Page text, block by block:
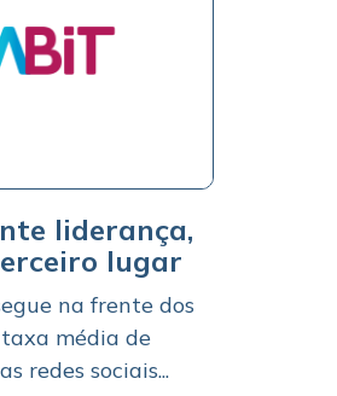
liderança,
lugar
na frente dos
média de
redes sociais...